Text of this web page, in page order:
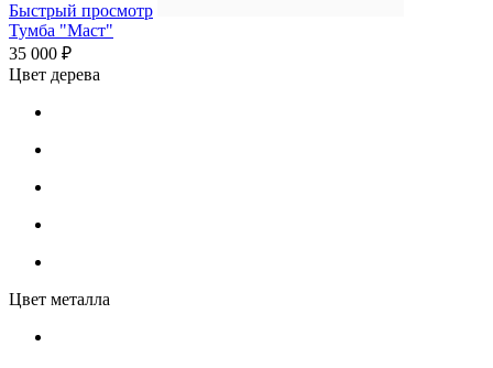
Быстрый просмотр
Тумба "Маст"
35 000 ₽
Цвет дерева
Цвет металла